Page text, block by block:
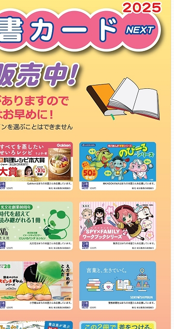
Ｌｏｕｎｇｅ Ｂ ｂｏｏ
ＭＵＪＩ ＢＯＯＫＳ ゆ
ス祇園店
流水書房 広島大手町店
アニメイト 広島店
メロンブックス 広島店
フタバ図書 ＴＳＵＴＡＹ
フタバ図書 ツタヤ ＭＥ
筋店
もっと詳しく